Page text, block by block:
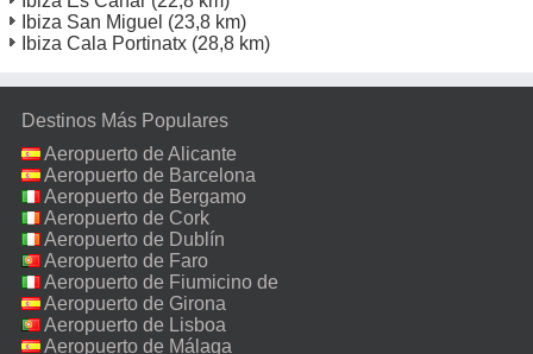
Ibiza San Miguel (23,8 km)
Ibiza Cala Portinatx (28,8 km)
Destinos Más Populares
Aeropuerto de Alicante
Aeropuerto de Barcelona
Aeropuerto de Bergamo
Aeropuerto de Cork
Aeropuerto de Dublín
Aeropuerto de Faro
Aeropuerto de Fiumicino de
Roma
Aeropuerto de Girona
Aeropuerto de Lisboa
Aeropuerto de Málaga